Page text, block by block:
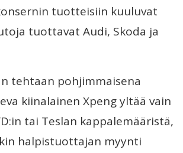
tuotteisiin kuuluvat
tuottavat Audi, Skoda ja
tehtaan pohjimmaisena
kiinalainen Xpeng yltää vain
tai Teslan kappalemääristä,
halpistuottajan myynti